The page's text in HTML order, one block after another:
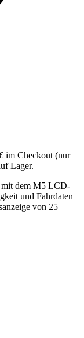
im Checkout (nur
Lager.
dem M5 LCD-
und Fahrdaten
von 25